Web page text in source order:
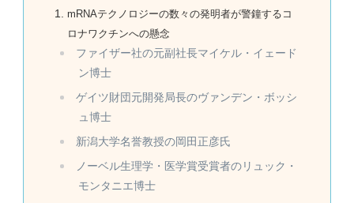
mRNAテクノロジーの数々の発明者が警鐘するコ
ロナワクチンへの懸念
ファイザー社の元副社長マイケル・イェード
ン博士
ゲイツ財団元開発局長のヴァンデン・ボッシ
ュ博士
新潟大学名誉教授の岡田正彦氏
ノーベル生理学・医学賞受賞者のリュック・
モンタニエ博士